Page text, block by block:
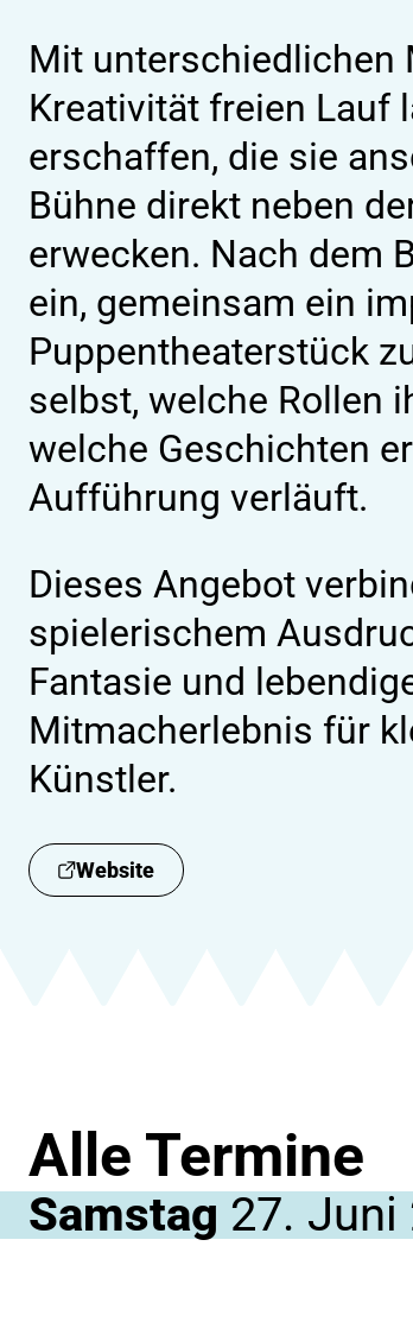
Mit unterschiedlichen
Kreativität freien Lauf
erschaffen, die sie
Bühne direkt neben
erwecken. Nach dem
ein, gemeinsam ein
Puppentheaterstück
selbst, welche Rollen
welche Geschichten
Aufführung verläuft.
Dieses Angebot
spielerischem
Fantasie und
Mitmacherlebnis für
Künstler.
Website
Alle Termine
Samstag 27. Juni